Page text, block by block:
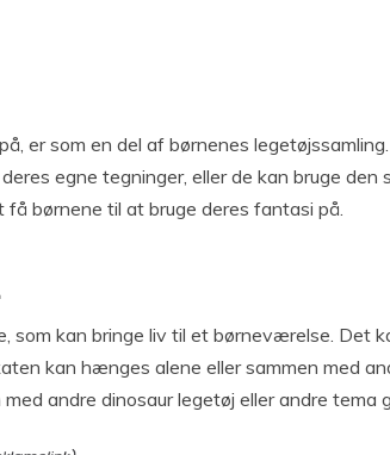
er som en del af børnenes
egne tegninger, eller de kan bruge
børnene til at bruge deres fantasi på.
som kan bringe liv til et børneværelse.
kan hænges alene eller sammen med
andre dinosaur legetøj eller andre tema